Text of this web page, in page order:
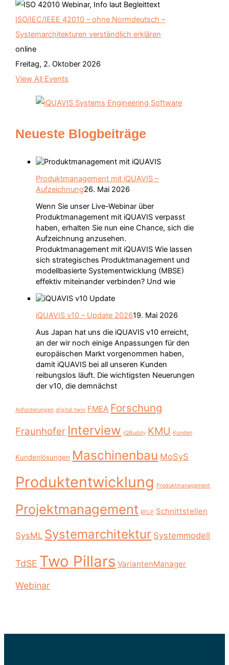
ISO/IEC/IEEE 42010 – ohne Normdeutsch –
Systemarchitekturen verständlich erklären
online
Freitag, 2. Oktober 2026
View All Events
Neueste Blogbeiträge
Produktmanagement mit iQUAVIS –
Aufzeichnung26. Mai 2026
Wenn Sie unser Live-Webinar über
Produktmanagement mit iQUAVIS verpasst
haben, erhalten Sie nun eine Chance, sich die
Aufzeichnung anzusehen.
Produktmanagement mit iQUAVIS Wie lassen
sich strategisches Produktmanagement und
modellbasierte Systementwicklung (MBSE)
effektiv miteinander verbinden? Und wie
iQUAVIS v10 – Update 202619. Mai 2026
Aus Japan hat uns die iQUAVIS v10 erreicht,
an der wir noch einige Anpassungen für den
europäischen Markt vorgenommen haben,
damit iQUAVIS bei all unseren Kunden
reibungslos läuft. Die wichtigsten Neuerungen
der v10, die demnächst
Anforderungen digital twin FMEA Forschung
Fraunhofer Interview iQBuddy KMU Kunden
Kundenlösungen Maschinenbau MoSyS
Produktentwicklung Produktmanagement
Projektmanagement RFLP Schnittstellen
SysML Systemarchitektur Systemmodell
TdSE Two Pillars VariantenManager
Webinar